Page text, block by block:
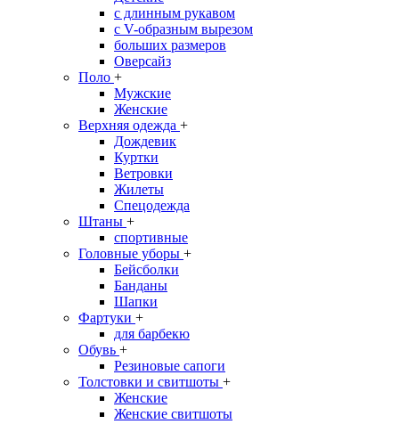
с длинным рукавом
с V-образным вырезом
больших размеров
Оверсайз
Поло +
Мужские
Женские
Верхняя одежда +
Дождевик
Куртки
Ветровки
Жилеты
Спецодежда
Штаны +
спортивные
Головные уборы +
Бейсболки
Банданы
Шапки
Фартуки +
для барбекю
Обувь +
Резиновые сапоги
Толстовки и свитшоты +
Женские
Женские свитшоты